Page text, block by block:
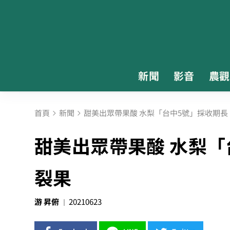
新聞 影音 農
首頁 新聞 甜美出眾帶果酸 水梨「台中5號」採收期
甜美出眾帶果酸 水梨
裂果
游 昇俯 20210623